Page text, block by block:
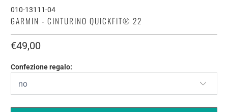
010-13111-04
GARMIN - CINTURINO QUICKFIT® 22
€49,00
Confezione regalo: